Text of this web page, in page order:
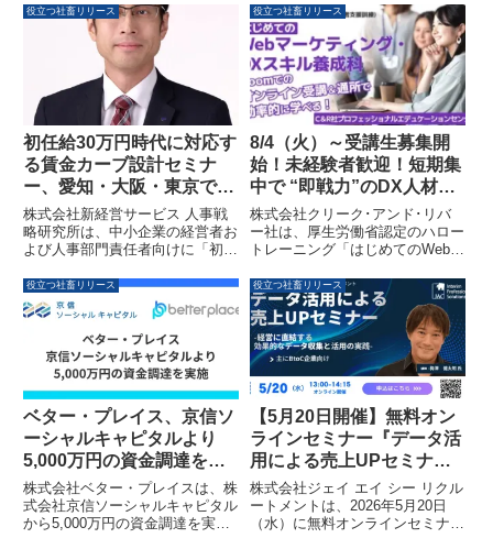
格も可能な中途採用説明会を開催
します。支援とビジネス成長を両
立させたい方、キャリアアップを
目指す方におすすめです。
します。本セミナーでは、品質不
具合への対応における属人化の課
題を解決し、再現性のあるプロセ
スとして品質対応を進めるための
基礎知識を習得できます。五ゲン
主義に基づいた根本原因の追求方
法や、DMAICなどのフレームワ
ーク活用、部門間連携を円滑にす
る最新のホウレンソウについて、
具体例を交えながら解説されま
す。
役立つ社畜リリース
初任給30万円時代に対応す
る賃金カーブ設計セミナ
ー、愛知・大阪・東京で計
3回開催
株式会社新経営サービス 人事戦
略研究所は、中小企業の経営者お
よび人事部門責任者向けに「初任
残るための賃金カーブ設計」セミ
ナーを、2026年4月20日に愛知、
24日に大阪、28日に東京で開催
します。本セミナーでは、初任給
30万円を前提としつつ、人件費
破綻を回避し、全社的な賃金バラ
ンスを維持するための具体的な賃
金カーブ設計について解説いたし
ます。
役立つ社畜リリース
8/4（火）～受講生募集開
始！未経験者歓迎！短期集
中で “即戦力”のDX人材
へ！【9/18開講・無料 】ハ
ロートレーニング「はじめ
てのWebマーケティング・
DXスキル養成科B-10」
株式会社クリーク･アンド･リバ
ー社は、厚生労働省認定のハロー
トレーニング「はじめてのWebマ
B-10」（2026年9月18日開講・4
か月訓練）の受講生を2026年8月
4日（火）より募集開始します。
未経験者も歓迎し、短期集中で即
戦力となるDX人材を育成しま
す。
役立つ社畜リリース
ベター・プレイス、京信ソ
ーシャルキャピタルより
5,000万円の資金調達を実
施 中小企業の「お金の福
利厚生」普及を加速
株式会社ベター・プレイスは、株
式会社京信ソーシャルキャピタル
から5,000万円の資金調達を実施
役立つ社畜リリース
【5月20日開催】無料オン
ラインセミナー『データ活
用による売上UPセミナー -
経営に直結する効果的なデ
ータ収集と活用の実践- (主
にBtoC企業向け）』
株式会社ジェイ エイ シー リクル
ートメントは、2026年5月20日
（水）に無料オンラインセミナー